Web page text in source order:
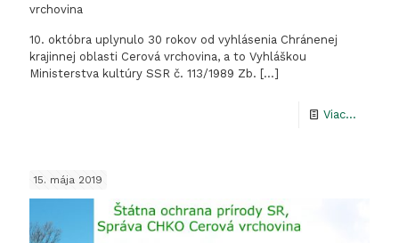
vrchovina
10. októbra uplynulo 30 rokov od vyhlásenia Chránenej
krajinnej oblasti Cerová vrchovina, a to Vyhláškou
Ministerstva kultúry SSR č. 113/1989 Zb. […]
Viac...
15. mája 2019